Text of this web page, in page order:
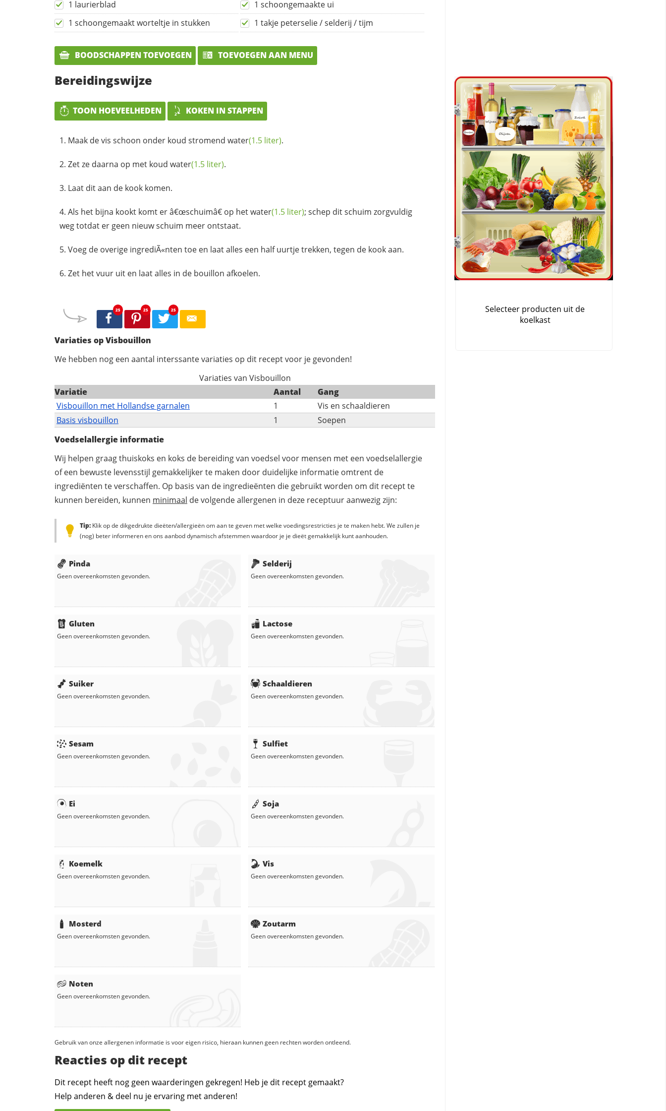
1 laurierblad
1 schoongemaakte ui
1 schoongemaakt worteltje in stukken
1 takje peterselie / selderij / tijm
BOODSCHAPPEN TOEVOEGEN TOEVOEGEN AAN MENU
Bereidingswijze
TOON HOEVEELHEDEN KOKEN IN STAPPEN
Maak de vis schoon onder koud stromend water(1.5 liter).
Zet ze daarna op met koud water(1.5 liter).
Laat dit aan de kook komen.
Als het bijna kookt komt er â€œschuimâ€ op hetwater(1.5 liter); schep dit schuim zorgvuldig
weg totdat er geen nieuw schuim meer ontstaat.
Voeg de overige ingrediÃ«nten toe en laat alles een half uurtje trekken, tegen de kook aan.
Zet het vuur uit en laat alles in de bouillon afkoelen.
25 25 25
Variaties op Visbouillon
We hebben nog een aantal interssante variaties op dit recept voor je gevonden!
Variaties van Visbouillon
Variatie
Aantal
Gang
Visbouillon met Hollandse garnalen
1
Vis en schaaldieren
Basis visbouillon
1
Soepen
Voedselallergie informatie
Wij helpen graag thuiskoks en koks de bereiding van voedsel voor mensen met een voedselallergie
of een bewuste levensstijl gemakkelijker te maken door duidelijke informatie omtrent de
ingrediënten te verschaffen. Op basis van de ingredieënten die gebruikt worden om dit recept te
kunnen bereiden, kunnen minimaal de volgende allergenen in deze receptuur aanwezig zijn:
Tip: Klik op de dikgedrukte dieëten/allergieën om aan te geven met welke voedingsrestricties je te maken hebt. We zullen je
(nog) beter informeren en ons aanbod dynamisch afstemmen waardoor je je dieët gemakkelijk kunt aanhouden.
Pinda
Geen overeenkomsten gevonden.
Gluten
Geen overeenkomsten gevonden.
Suiker
Geen overeenkomsten gevonden.
Sesam
Geen overeenkomsten gevonden.
Ei
Geen overeenkomsten gevonden.
Koemelk
Geen overeenkomsten gevonden.
Mosterd
Geen overeenkomsten gevonden.
Noten
Geen overeenkomsten gevonden.
Selderij
Geen overeenkomsten gevonden.
Lactose
Geen overeenkomsten gevonden.
Schaaldieren
Geen overeenkomsten gevonden.
Sulfiet
Geen overeenkomsten gevonden.
Soja
Geen overeenkomsten gevonden.
Vis
Geen overeenkomsten gevonden.
Zoutarm
Geen overeenkomsten gevonden.
Gebruik van onze allergenen informatie is voor eigen risico, hieraan kunnen geen rechten worden ontleend.
Reacties op dit recept
Dit recept heeft nog geen waarderingen gekregen! Heb je dit recept gemaakt?
Help anderen & deel nu je ervaring met anderen!